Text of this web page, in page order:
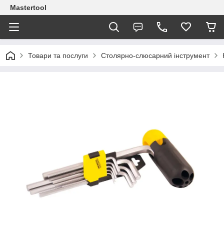
Mastertool
Товари та послуги Столярно-слюсарний інструмент